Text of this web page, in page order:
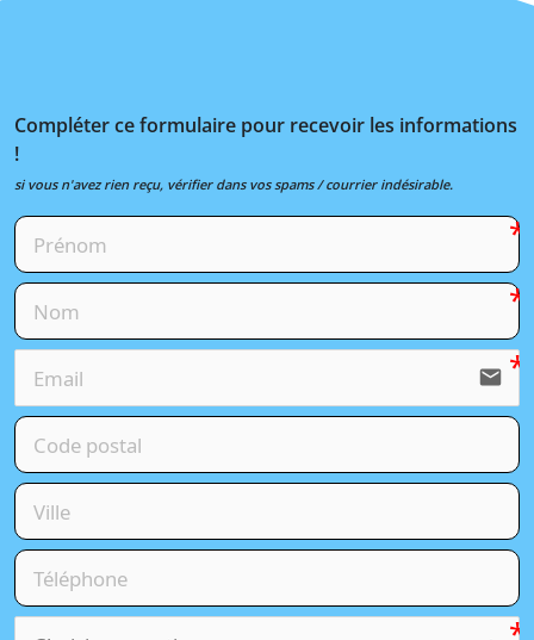
Compléter ce formulaire pour recevoir les informations
!
si vous n'avez rien reçu, vérifier dans vos spams / courrier indésirable.
email